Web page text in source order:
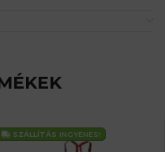
SZÁLLÍTÁS INGYENES!